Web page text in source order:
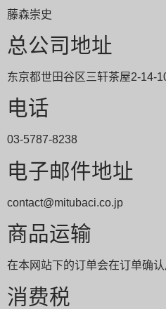
藤森崇史
总公司地址
东京都世田谷区三轩茶屋2-14-
电话
03-5787-8238
电子邮件地址
contact@mitubaci.co.jp
商品运输
在本网站下的订单会在订单确认
消费税